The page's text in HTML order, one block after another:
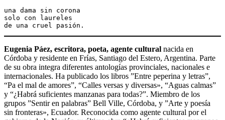
una dama sin corona
solo con laureles
de una cruel pasión.
Eugenia Páez, escritora, poeta, agente cultural nacida en
Córdoba y residente en Frías, Santiago del Estero, Argentina. Parte
de su obra integra diferentes antologías provinciales, nacionales e
internacionales. Ha publicado los libros ”Entre peperina y letras”,
“Pa el mal de amores”, “Calles versas y diversas», “Aguas calmas”
y “¿Habrá suficientes manzanas para todas?”. Miembro de los
grupos ”Sentir en palabras” Bell Ville, Córdoba, y ”Arte y poesía
sin fronteras», Ecuador. Reconocida como agente cultural por el